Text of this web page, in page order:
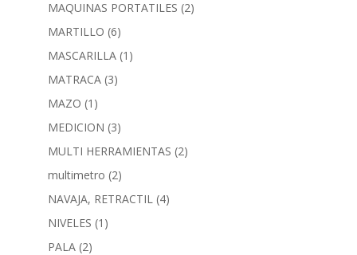
MAQUINAS PORTATILES (2)
MARTILLO (6)
MASCARILLA (1)
MATRACA (3)
MAZO (1)
MEDICION (3)
MULTI HERRAMIENTAS (2)
multimetro (2)
NAVAJA, RETRACTIL (4)
NIVELES (1)
PALA (2)